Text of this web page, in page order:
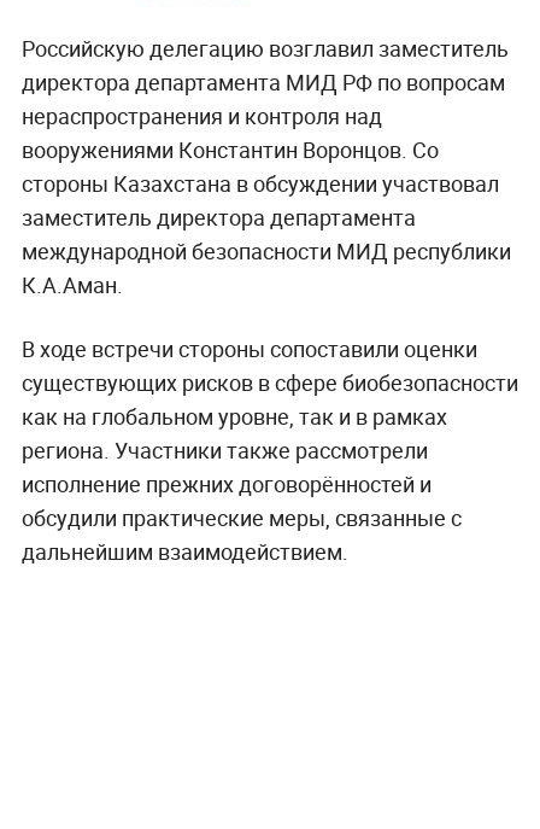
Российскую делегацию возглавил заместитель
директора департамента МИД РФ по вопросам
нераспространения и контроля над
вооружениями Константин Воронцов. Со
стороны Казахстана в обсуждении участвовал
заместитель директора департамента
международной безопасности МИД республики
К.А.Аман.
В ходе встречи стороны сопоставили оценки
существующих рисков в сфере биобезопасности
как на глобальном уровне, так и в рамках
региона. Участники также рассмотрели
исполнение прежних договорённостей и
обсудили практические меры, связанные с
дальнейшим взаимодействием.